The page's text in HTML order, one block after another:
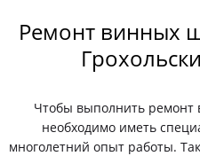
Ремонт винных
Чтобы выполнить
необходимо иметь
многолетний опыт работы.